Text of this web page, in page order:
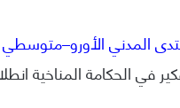
المدني الأورو–متوسطي
في الحكامة المناخية